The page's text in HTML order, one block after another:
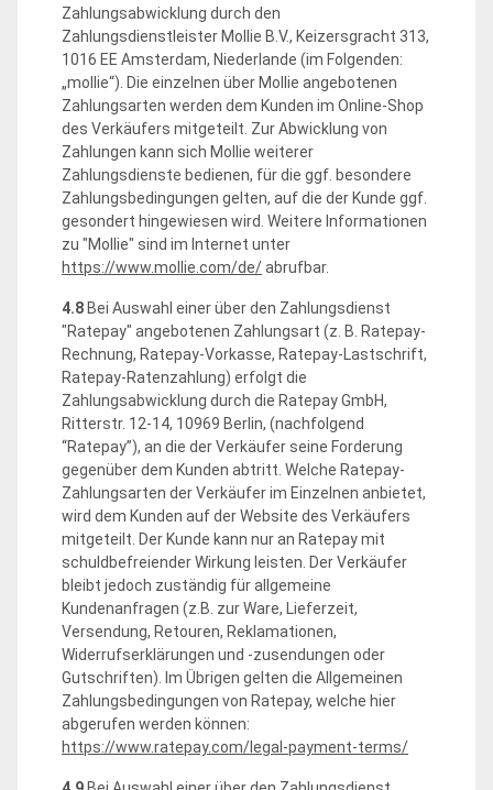
Zahlungsabwicklung durch den
Zahlungsdienstleister Mollie B.V., Keizersgracht 313,
1016 EE Amsterdam, Niederlande (im Folgenden:
„mollie“). Die einzelnen über Mollie angebotenen
Zahlungsarten werden dem Kunden im Online-Shop
des Verkäufers mitgeteilt. Zur Abwicklung von
Zahlungen kann sich Mollie weiterer
Zahlungsdienste bedienen, für die ggf. besondere
Zahlungsbedingungen gelten, auf die der Kunde ggf.
gesondert hingewiesen wird. Weitere Informationen
zu "Mollie" sind im Internet unter
https://www.mollie.com/de/abrufbar.
4.8 Bei Auswahl einer über den Zahlungsdienst
"Ratepay" angebotenen Zahlungsart (z. B. Ratepay-
Rechnung, Ratepay-Vorkasse, Ratepay-Lastschrift,
Ratepay-Ratenzahlung) erfolgt die
Zahlungsabwicklung durch die Ratepay GmbH,
Ritterstr. 12-14, 10969 Berlin, (nachfolgend
“Ratepay”), an die der Verkäufer seine Forderung
gegenüber dem Kunden abtritt. Welche Ratepay-
Zahlungsarten der Verkäufer im Einzelnen anbietet,
wird dem Kunden auf der Website des Verkäufers
mitgeteilt. Der Kunde kann nur an Ratepay mit
schuldbefreiender Wirkung leisten. Der Verkäufer
bleibt jedoch zuständig für allgemeine
Kundenanfragen (z.B. zur Ware, Lieferzeit,
Versendung, Retouren, Reklamationen,
Widerrufserklärungen und -zusendungen oder
Gutschriften). Im Übrigen gelten die Allgemeinen
Zahlungsbedingungen von Ratepay, welche hier
abgerufen werden können:
https://www.ratepay.com/legal-payment-terms/